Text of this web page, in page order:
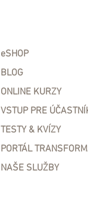
eSHOP
BLOG
ONLINE KURZY
VSTUP PRE
TESTY & KVÍZY
PORTÁL
NAŠE SLUŽBY